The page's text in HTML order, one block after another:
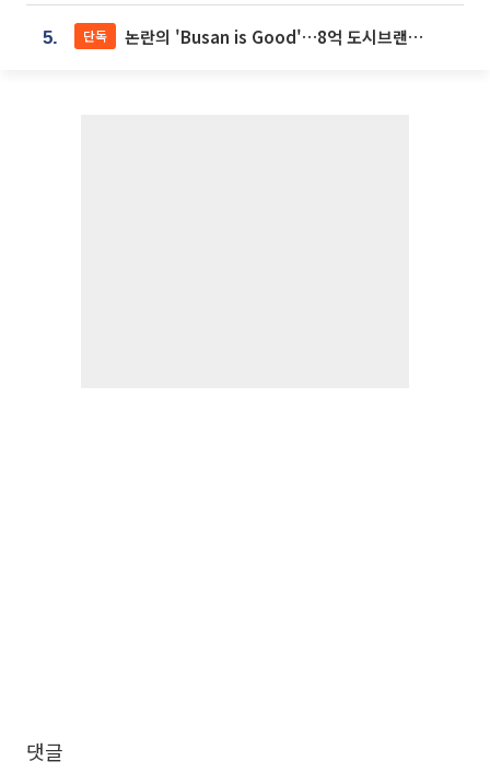
5. 단독 논란의 'Busan is Good'…8억 도시브랜드, 용산 대통령실 CI 업체가 수행
댓글